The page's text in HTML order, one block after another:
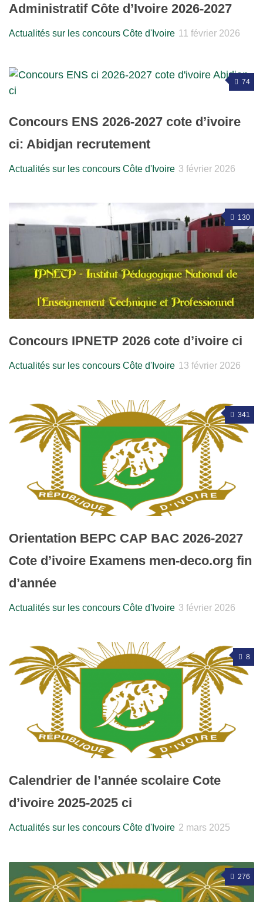
Administratif Côte d’Ivoire 2026-2027
Actualités sur les concours Côte d'Ivoire 11 février 2026
74
Concours ENS 2026-2027 cote d’ivoire
ci: Abidjan recrutement
Actualités sur les concours Côte d'Ivoire 3 février 2026
130
Concours IPNETP 2026 cote d’ivoire ci
Actualités sur les concours Côte d'Ivoire 13 février 2026
341
Orientation BEPC CAP BAC 2026-2027
Cote d’ivoire Examens men-deco.org fin
d’année
Actualités sur les concours Côte d'Ivoire 3 février 2026
8
Calendrier de l’année scolaire Cote
d’ivoire 2025-2025 ci
Actualités sur les concours Côte d'Ivoire 2 mars 2025
276